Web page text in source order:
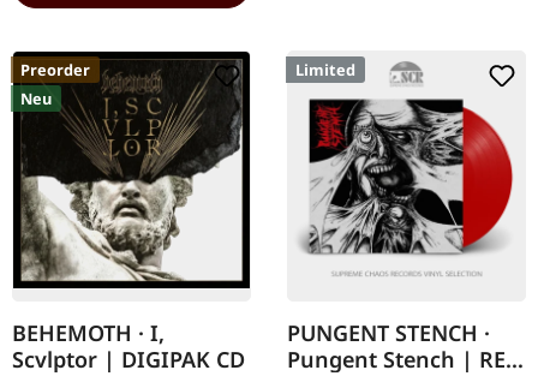
Preorder
Neu
BEHEMOTH · I,
Scvlptor | DIGIPAK CD
Limited
PUNGENT STENCH ·
Pungent Stench | RED